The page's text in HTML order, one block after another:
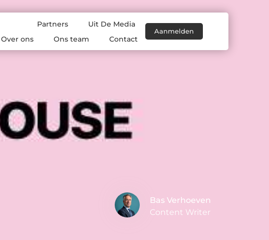
Partners
Uit De Media
Over ons
Ons team Contact
Aanmelden
Bas Verhoeven
Content Writer